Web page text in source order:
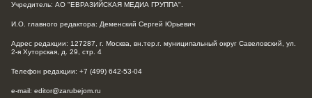
Учредитель: АО "ЕВРАЗИЙСКАЯ МЕДИА ГРУППА".
И.О. главного редактора: Деменский Сергей Юрьевич
Адрес редакции: 127287, г. Москва, вн.тер.г. муниципальный округ Савеловский, ул.
2-я Хуторская, д. 29, стр. 4
Телефон редакции: +7 (499) 642-53-04
e-mail: editor@zarubejom.ru